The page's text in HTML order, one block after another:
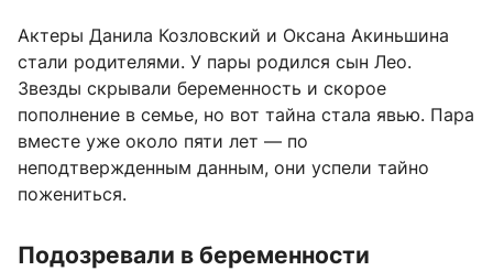
Актеры Данила Козловский и Оксана Акиньшина
стали родителями. У пары родился сын Лео.
Звезды скрывали беременность и скорое
пополнение в семье, но вот тайна стала явью. Пара
вместе уже около пяти лет — по
неподтвержденным данным, они успели тайно
пожениться.
Подозревали в беременности